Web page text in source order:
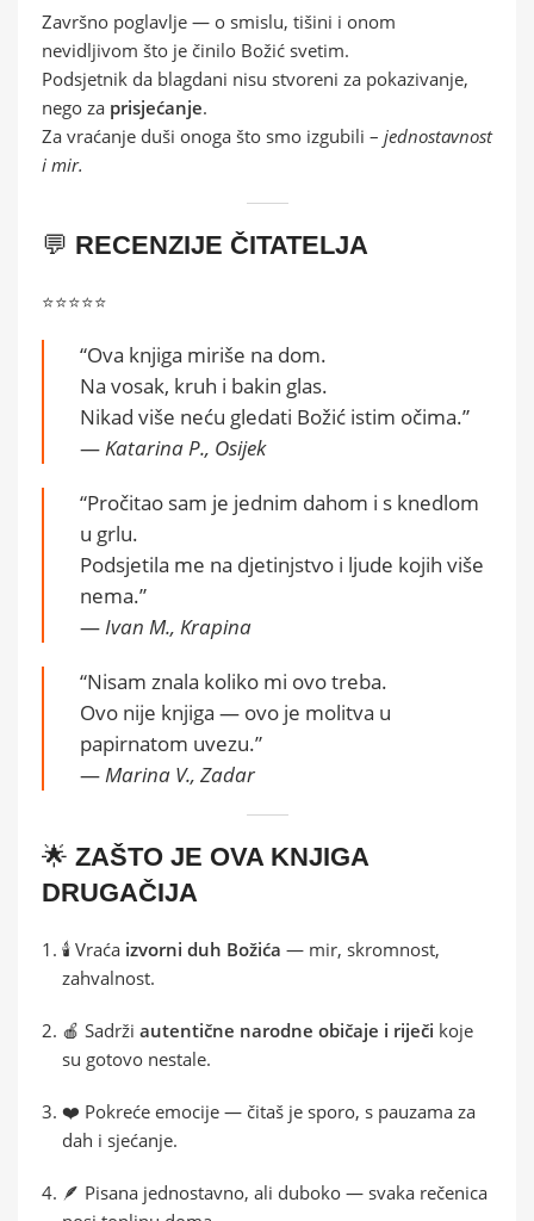
Završno poglavlje — o smislu, tišini i onom
nevidljivom što je činilo Božić svetim.
Podsjetnik da blagdani nisu stvoreni za pokazivanje,
nego za prisjećanje.
Za vraćanje duši onoga što smo izgubili – jednostavnost
i mir.
💬 RECENZIJE ČITATELJA
⭐️⭐️⭐️⭐️⭐️
“Ova knjiga miriše na dom.
Na vosak, kruh i bakin glas.
Nikad više neću gledati Božić istim očima.”
—Katarina P., Osijek
“Pročitao sam je jednim dahom i s knedlom
u grlu.
Podsjetila me na djetinjstvo i ljude kojih više
nema.”
—Ivan M., Krapina
“Nisam znala koliko mi ovo treba.
Ovo nije knjiga — ovo je molitva u
papirnatom uvezu.”
—Marina V., Zadar
🌟 ZAŠTO JE OVA KNJIGA
DRUGAČIJA
🕯️ Vraća izvorni duh Božića — mir, skromnost,
zahvalnost.
🍎 Sadrži autentične narodne običaje i riječi koje
su gotovo nestale.
❤️ Pokreće emocije — čitaš je sporo, s pauzama za
dah i sjećanje.
🪶 Pisana jednostavno, ali duboko — svaka rečenica